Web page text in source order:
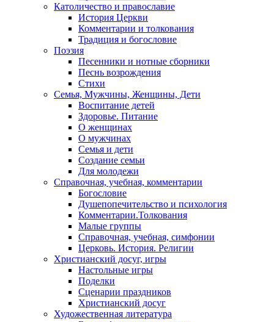
Католичество и православие
История Церкви
Комментарии и толкования
Традиция и богословие
Поэзия
Песенники и нотные сборники
Песнь возрождения
Стихи
Семья, Мужчины, Женщины, Дети
Воспитание детей
Здоровье. Питание
О женщинах
О мужчинах
Семья и дети
Создание семьи
Для молодежи
Справочная, учебная, комментарии
Богословие
Душепопечительство и психология
Комментарии.Толкования
Малые группы
Справочная, учебная, симфонии
Церковь. История. Религии
Христианский досуг, игры
Настольные игры
Поделки
Сценарии праздников
Христианский досуг
Художественная литература